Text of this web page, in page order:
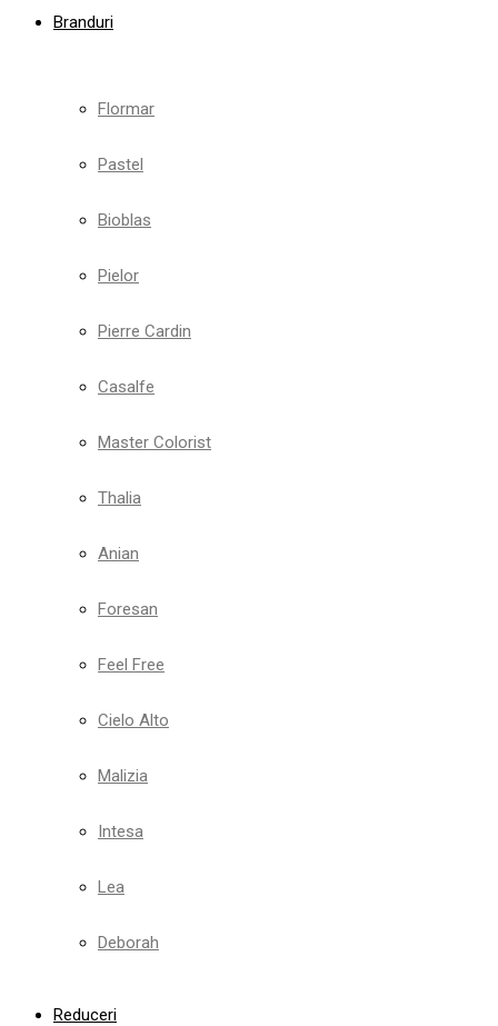
Branduri
Flormar
Pastel
Bioblas
Pielor
Pierre Cardin
Casalfe
Master Colorist
Thalia
Anian
Foresan
Feel Free
Cielo Alto
Malizia
Intesa
Lea
Deborah
Reduceri